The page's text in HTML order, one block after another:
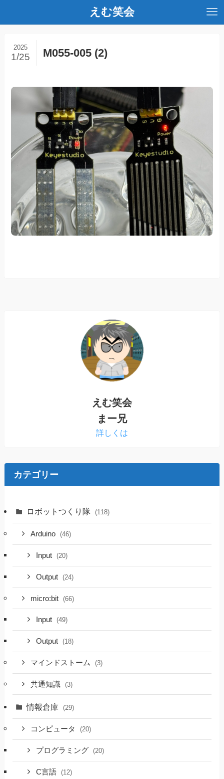
えむ笑会
M055-005 (2)
2025
1/25
えむ笑会
まー兄
詳しくは
カテゴリー
ロボットつくり隊 (118)
Arduino (46)
Input (20)
Output (24)
micro:bit (66)
Input (49)
Output (18)
マインドストーム (3)
共通知識 (3)
情報倉庫 (29)
コンピュータ (20)
プログラミング (20)
C言語 (12)